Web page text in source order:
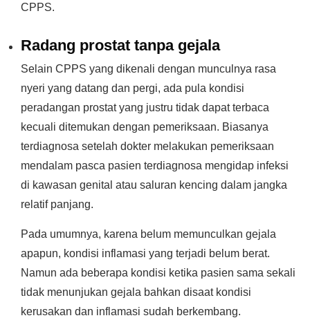
CPPS.
Radang prostat tanpa gejala
Selain CPPS yang dikenali dengan munculnya rasa
nyeri yang datang dan pergi, ada pula kondisi
peradangan prostat yang justru tidak dapat terbaca
kecuali ditemukan dengan pemeriksaan. Biasanya
terdiagnosa setelah dokter melakukan pemeriksaan
mendalam pasca pasien terdiagnosa mengidap infeksi
di kawasan genital atau saluran kencing dalam jangka
relatif panjang.
Pada umumnya, karena belum memunculkan gejala
apapun, kondisi inflamasi yang terjadi belum berat.
Namun ada beberapa kondisi ketika pasien sama sekali
tidak menunjukan gejala bahkan disaat kondisi
kerusakan dan inflamasi sudah berkembang.